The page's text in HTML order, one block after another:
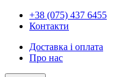
+38 (075) 437 6455
Контакти
Доставка і оплата
Про нас